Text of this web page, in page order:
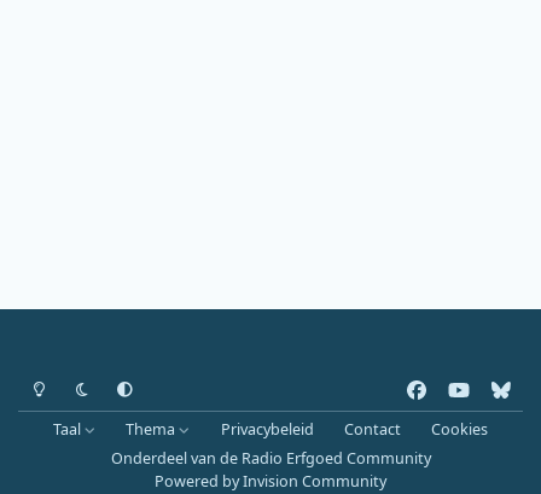
Heldere modus
Donkere modus
Systeemvoorkeur
a
c
e
o
u
b
l
u
Taal Thema Privacybeleid Contact
Cookies
Onderdeel van de Radio Erfgoed Community
Powered byInvision Community